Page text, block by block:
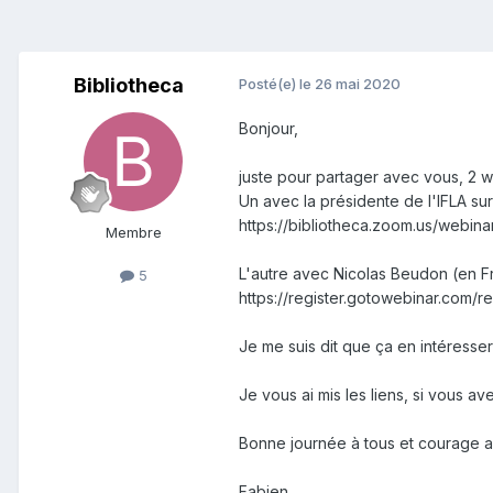
Bibliotheca
Membre
5
Posté(e) le 26 mai 2020
Bonjour,
juste pour partager avec vous, 2
Un avec la présidente de l'IFLA
https://bibliotheca.zoom.us/
L'autre avec Nicolas Beudon (en
https://register.gotowebinar.com/
Je me suis dit que ça en
Je vous ai mis les liens, si vous
Bonne journée à tous et courage